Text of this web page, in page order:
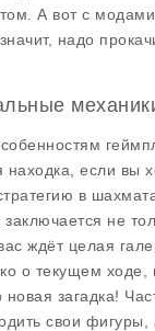
А вот с модами
надо
если вы
в
не
ждёт целая
о текущем ходе,
загадка!
свои фигуры,